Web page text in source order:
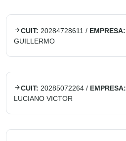
CUIT: 20284728611 / EMPRESA:
GUILLERMO
CUIT: 20285072264 / EMPRESA:
LUCIANO VICTOR